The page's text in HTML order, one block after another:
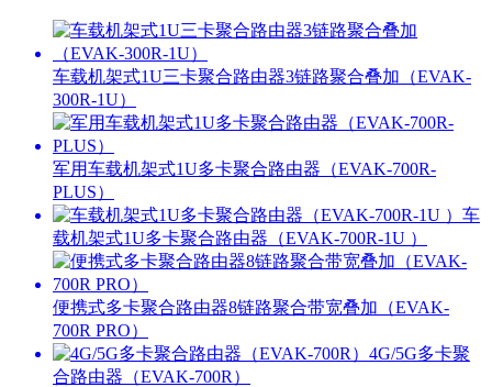
车载机架式1U三卡聚合路由器3链路聚合叠加（EVAK-
300R-1U）
军用车载机架式1U多卡聚合路由器（EVAK-700R-
PLUS）
车
载机架式1U多卡聚合路由器（EVAK-700R-1U ）
便携式多卡聚合路由器8链路聚合带宽叠加（EVAK-
700R PRO）
4G/5G多卡聚
合路由器（EVAK-700R）